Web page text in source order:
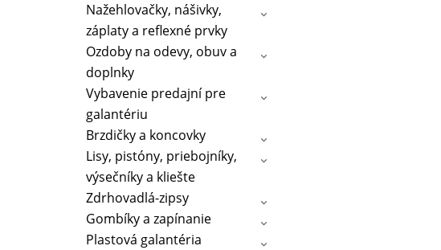
Nažehlovačky, nášivky,
záplaty a reflexné prvky
Ozdoby na odevy, obuv a
doplnky
Vybavenie predajní pre
galantériu
Brzdičky a koncovky
Lisy, pistóny, priebojníky,
výsečníky a kliešte
Zdrhovadlá-zipsy
Gombíky a zapínanie
Plastová galantéria